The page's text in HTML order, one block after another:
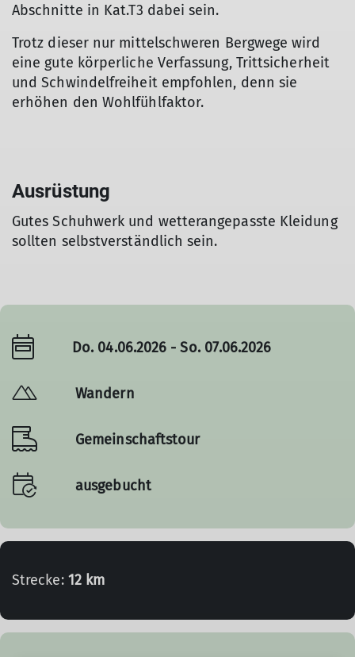
Abschnitte in Kat.T3 dabei sein.
Trotz dieser nur mittelschweren Bergwege wird
eine gute körperliche Verfassung, Trittsicherheit
und Schwindelfreiheit empfohlen, denn sie
erhöhen den Wohlfühlfaktor.
Ausrüstung
Gutes Schuhwerk und wetterangepasste Kleidung
sollten selbstverständlich sein.
Do. 04.06.2026 - So. 07.06.2026
Wandern
Gemeinschaftstour
ausgebucht
Strecke: 12 km